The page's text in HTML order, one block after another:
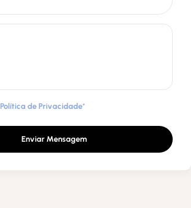
Enviar Mensagem